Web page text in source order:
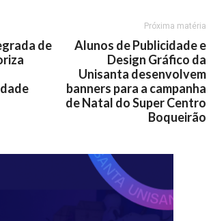
de
Próxima matéria
Alunos de Publicidade e
Design Gráfico da
Unisanta desenvolvem
banners para a campanha
de Natal do Super Centro
Boqueirão